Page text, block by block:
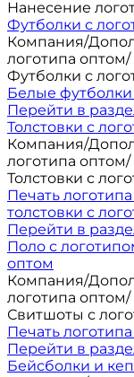
Нанесение
Футболки с
Компания/
логотипа оптом/
Футболки с
Белые
Перейти в
Толстовки с
Компания/
логотипа оптом/
Толстовки с
Печать
толстовки с
Перейти в
Поло с
оптом
Компания/
логотипа оптом/
Свитшоты с
Печать
Перейти в
Бейсболки и